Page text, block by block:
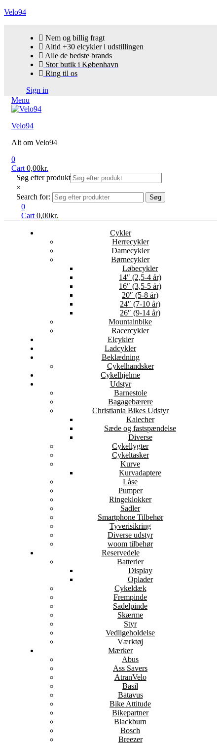
Velo94
Nem og billig fragt
Altid +30 elcykler i udstillingen
Alle de bedste brands
Stor butik i København
Ring til os
Sign in
Menu
Velo94
Alt om Velo94
0
Cart 0,00kr.
Søg efter produkt
×
Search for:
Søg
0
Cart 0,00kr.
Cykler
Herrecykler
Damecykler
Børnecykler
Løbecykler
14″ (2,5-4 år)
16″ (3,5-5 år)
20″ (5-8 år)
24″ (7-10 år)
26″ (9-14 år)
Mountainbike
Racercykler
Elcykler
Ladcykler
Beklædning
Cykelhandsker
Cykelhjelme
Udstyr
Barnestole
Bagagebærere
Christiania Bikes Udstyr
Kalecher
Sæde og fastspændelse
Diverse
Cykellygter
Cykeltasker
Kurve
Kurvadaptere
Låse
Pumper
Ringeklokker
Sadler
Smartphone Tilbehør
Tyverisikring
Diverse udstyr
woom tilbehør
Reservedele
Batterier
Display
Oplader
Cykeldæk
Frempinde
Sadelpinde
Skærme
Styr
Vedligeholdelse
Værktøj
Mærker
Abus
Ass Savers
AtranVelo
Basil
Batavus
Bike Attitude
Bikepartner
Blackburn
Bosch
Breezer